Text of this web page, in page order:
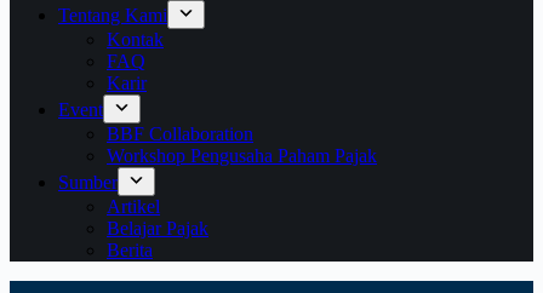
Tentang Kami
Kontak
FAQ
Karir
Event
BBF Collaboration
Workshop Pengusaha Paham Pajak
Sumber
Artikel
Belajar Pajak
Berita